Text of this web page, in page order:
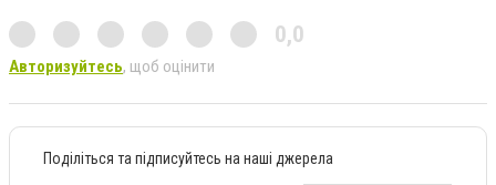
0,0
Авторизуйтесь, щоб оцінити
Поділіться та підписуйтесь на наші джерела